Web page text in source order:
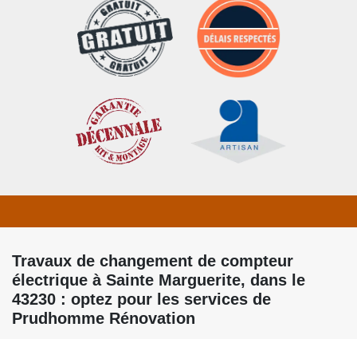
Travaux de changement de compteur
électrique à Sainte Marguerite, dans le
43230 : optez pour les services de
Prudhomme Rénovation